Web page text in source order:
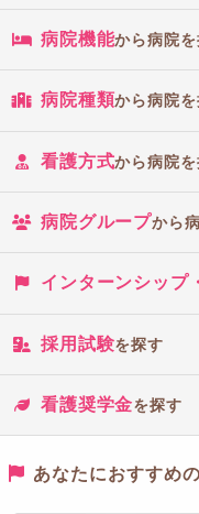
病院機能から病院を
病院種類から病院を
看護方式から病院を
病院グループから
インターンシップ
採用試験を探す
看護奨学金を探す
あなたにおすすめ